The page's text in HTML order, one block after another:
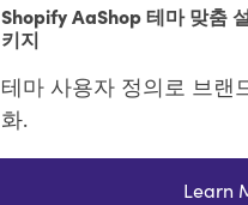
Shopify AaShop 테마 맞춤
키지
테마 사용자 정의로 브랜
화.
Learn